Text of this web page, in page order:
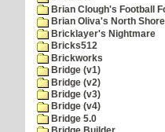
Brian Clough's Football
Brian Oliva's North
Bricklayer's Nightmare
Bricks512
Brickworks
Bridge (v1)
Bridge (v2)
Bridge (v3)
Bridge (v4)
Bridge 5.0